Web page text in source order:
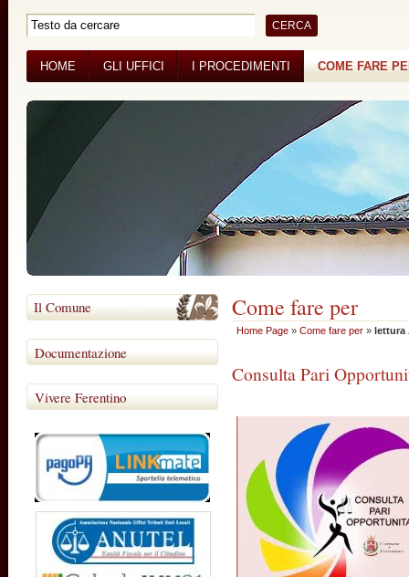
HOME GLI UFFICI I PROCEDIMENTI COME FARE
BANDI DI GARA CONCORSI
Il Comune
Documentazione
Vivere Ferentino
Come fare per
Home Page »Come fare per »lettura
Consulta Pari